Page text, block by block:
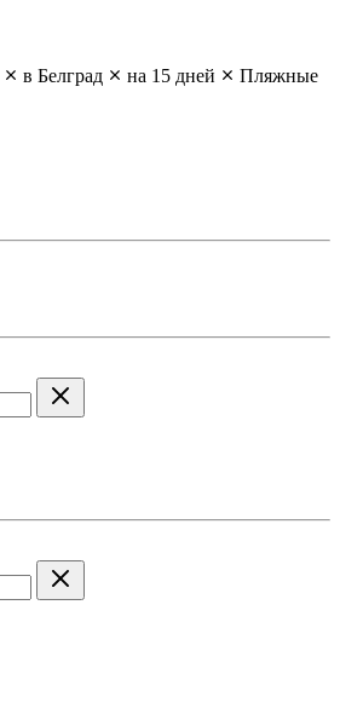
в Белград на 15 дней Пляжные